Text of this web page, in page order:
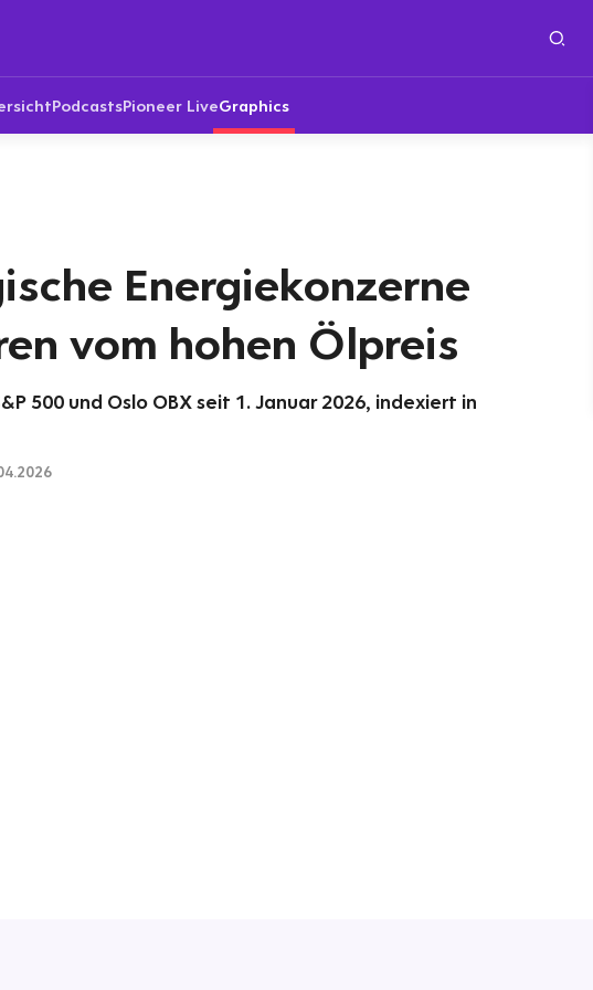
PodcastsPioneer LiveGraphics
Energiekonzerne
vom hohen Ölpreis
500 und Oslo OBX seit 1. Januar 2026, indexiert in